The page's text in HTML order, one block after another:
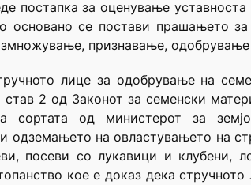
постапка за оценување уставноста
се постави прашањето за
признавање,
лице за одобрување на
2 од Законот за семенски
сортата од министерот за
одземањето на овластувањето на
посеви со лукавици и клубени,
кое е доказ дека